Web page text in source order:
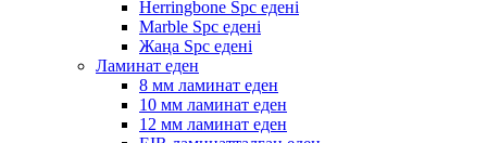
Herringbone Spc едені
Marble Spc едені
Жаңа Spc едені
Ламинат еден
8 мм ламинат еден
10 мм ламинат еден
12 мм ламинат еден